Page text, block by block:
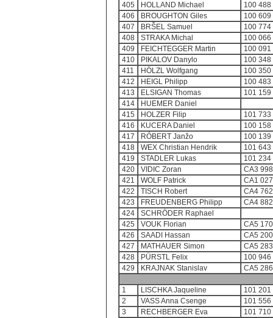
405
HOLLAND Michael
100
406
BROUGHTON Giles
100
407
BRŠEL Samuel
100
408
STRAKA Michal
100
409
FEICHTEGGER Martin
100
410
PIKALOV Danylo
100
411
HÖLZL Wolfgang
100
412
HEIGL Philipp
100
413
ELSIGAN Thomas
101
414
HUEMER Daniel
415
HOLZER Filip
101
416
KUCERA Daniel
100
417
RÓBERT Janžo
100
418
WEX Christian Hendrik
101
419
STADLER Lukas
101
420
VIDIC Zoran
CA3 998
421
WOLF Patrick
CA1 027
422
TISCH Robert
CA4 762
423
FREUDENBERG Philipp
CA4 882
424
SCHRÖDER Raphael
425
VOUK Florian
CA5 170
426
SAADI Hassan
CA5 200
427
MATHAUER Simon
CA5 283
428
PÜRSTL Felix
100
429
KRAJNAK Stanislav CA5 286
1 LISCHKA Jaqueline
101
2
VASS Anna Csenge
101
3
RECHBERGER Eva
101